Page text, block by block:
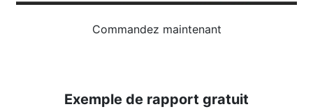
Commandez maintenant
Exemple de rapport gratuit